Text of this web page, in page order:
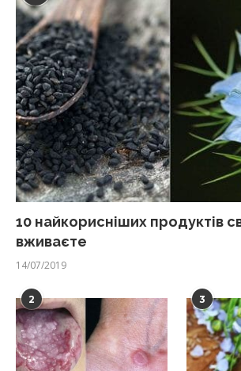
10 найкорисніших продуктів
вживаєте
14/07/2019
2 3